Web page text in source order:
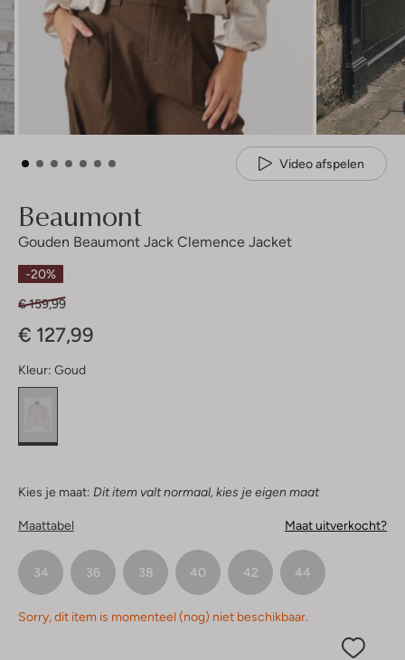
Video afspelen
Beaumont
Gouden Beaumont Jack Clemence Jacket
-20%
€ 159,99
€ 127,99
Kleur: Goud
Kies je maat: Dit item valt normaal, kies je eigen maat
Maattabel Maat uitverkocht?
34 36 38 40 42 44
Sorry, dit item is momenteel (nog) niet beschikbaar.